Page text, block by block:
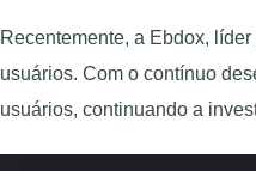
Recentemente, a Ebdox,
usuários. Com o contínuo
usuários, continuando a